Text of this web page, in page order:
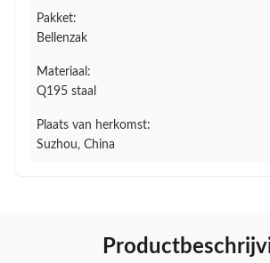
Pakket:
Bellenzak
Materiaal:
Q195 staal
Plaats van herkomst:
Suzhou, China